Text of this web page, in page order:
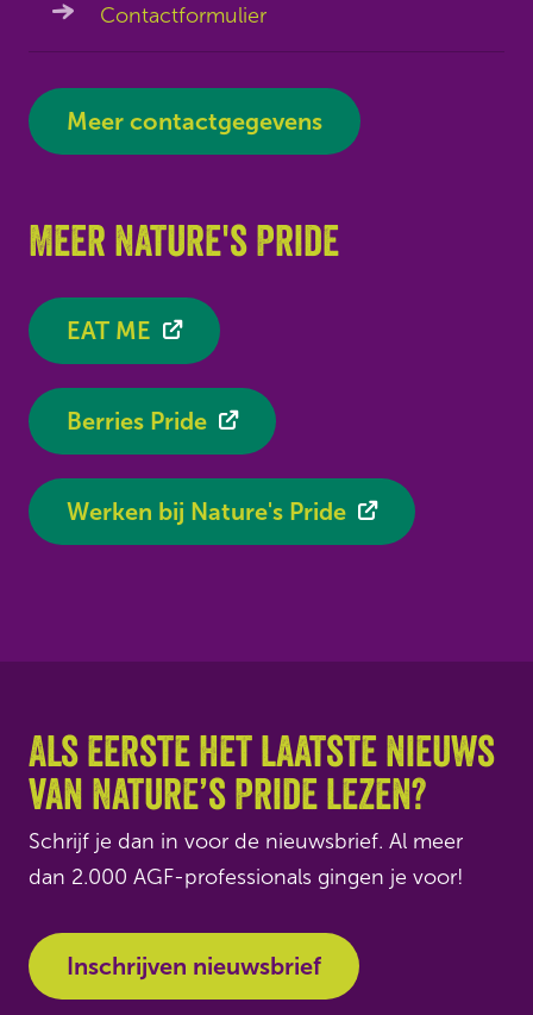
Contactformulier
Meer contactgegevens
Meer Nature's Pride
EAT ME
Berries Pride
Werken bij Nature's Pride
Als eerste het laatste nieuws
van Nature’s Pride lezen?
Schrijf je dan in voor de nieuwsbrief. Al meer
dan 2.000 AGF-professionals gingen je voor!
Inschrijven nieuwsbrief